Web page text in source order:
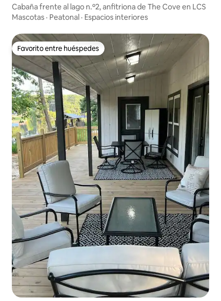
Cabaña frente al lago n.º2, anfitriona de The Cove en LCS
Mascotas · Peatonal · Espacios interiores
Favorito entre huéspedes
Favorito entre huéspedes